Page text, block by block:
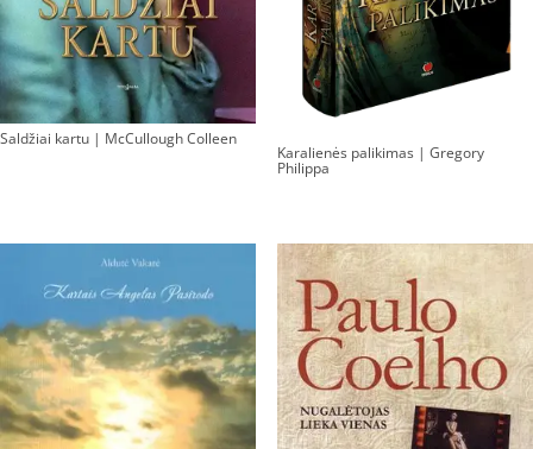
Saldžiai kartu | McCullough Colleen
Karalienės palikimas | Gregory
Philippa